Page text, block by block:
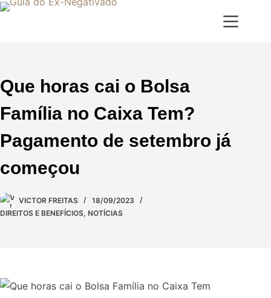
Que horas cai o Bolsa
Família no Caixa Tem?
Pagamento de setembro já
começou
VICTOR FREITAS
18/09/2023
DIREITOS E BENEFÍCIOS, NOTÍCIAS